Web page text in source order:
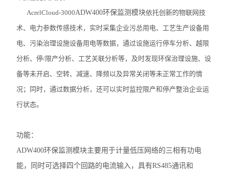
无线测温传感器
数据采集仪
ALP300电动机保护器
无线测温装置
安科瑞智慧综合管廊解决方案
AcrelCloud-3000ADW400环保监测模块依托创新的物联网技
术、电力参数传感技术，实时采集企业污总用电、工艺生产设备用
电、污染治理设施设备用电等数据，通过设施运行停车分析、越限
分析、停/限产分析、工艺关联分析等，及时发现环保治理设施、设
备等未开启、空转、减速、降频以及异常关闭等未正常工作的情
况；同时，通过数据分析，还可以实时监控限产和停产整治企业运
行状态。
功能：
ADW400环保监测模块主要用于计量低压网络的三相有功电
能，同时可选择四个回路的电流输入，具有RS485通讯和